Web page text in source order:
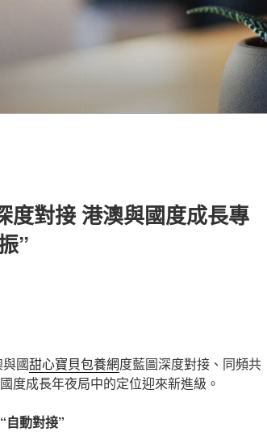
度對接 港澳與國度成長專
”
國甜心寶貝包養網度藍圖深度對接、同頻共
度成長年夜局中的定位迎來新進級。
自動對接”